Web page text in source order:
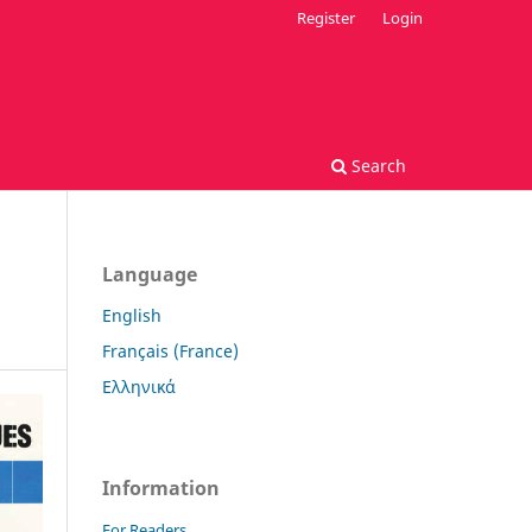
Search
Register Login
Language
English
Français (France)
Ελληνικά
Information